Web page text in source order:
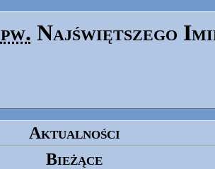
pw. Najświętszego
Aktualności
Bieżące